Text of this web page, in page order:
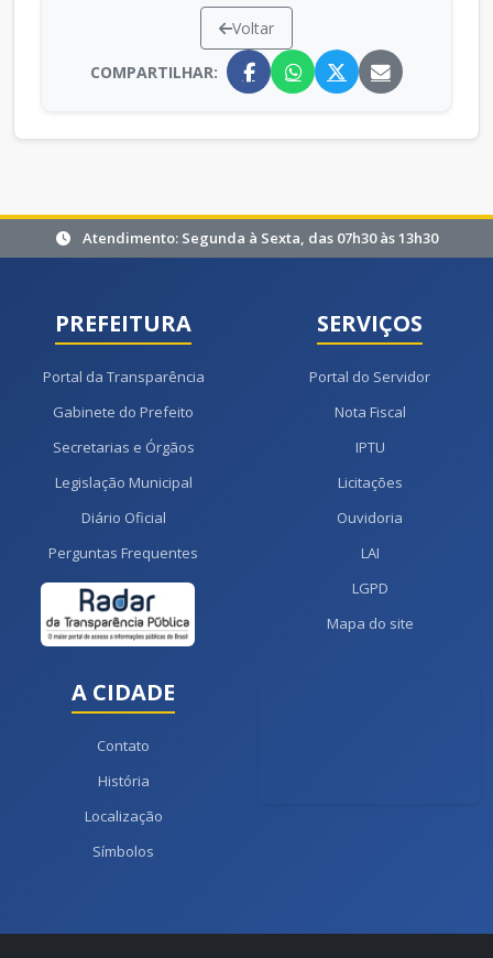
Voltar
COMPARTILHAR:
Atendimento: Segunda à Sexta, das 07h30 às 13h30
PREFEITURA
Portal da Transparência
Gabinete do Prefeito
Secretarias e Órgãos
Legislação Municipal
Diário Oficial
Perguntas Frequentes
SERVIÇOS
Portal do Servidor
Nota Fiscal
IPTU
Licitações
Ouvidoria
LAI
LGPD
Mapa do site
A CIDADE
Contato
História
Localização
Símbolos